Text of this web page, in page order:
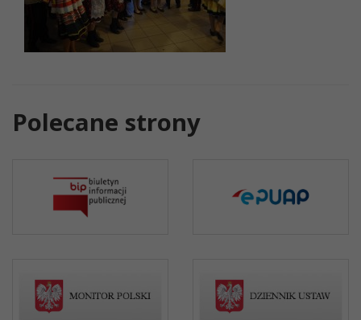
Polecane strony